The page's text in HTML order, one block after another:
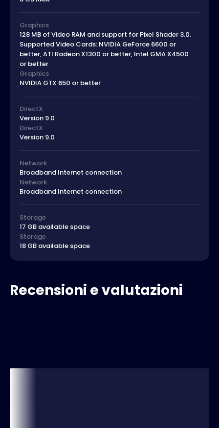
Graphics
128 MB of Video RAM and support for Pixel Shader 3.0.
Supported Video Cards: NVIDIA GeForce 6600 or
better, ATI Radeon X1300 or better, Intel GMA X4500
or better
Graphics
NVIDIA GTX 650 or better
DirectX
Version 9.0
DirectX
Version 9.0
Network
Broadband Internet connection
Network
Broadband Internet connection
Storage
17 GB available space
Storage
18 GB available space
Recensioni e valutazioni